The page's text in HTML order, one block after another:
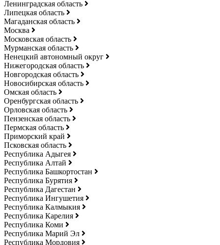
Ленинградская область
Липецкая область
Магаданская область
Москва
Московская область
Мурманская область
Ненецкий автономный округ
Нижегородская область
Новгородская область
Новосибирская область
Омская область
Оренбургская область
Орловская область
Пензенская область
Пермская область
Приморский край
Псковская область
Республика Адыгея
Республика Алтай
Республика Башкортостан
Республика Бурятия
Республика Дагестан
Республика Ингушетия
Республика Калмыкия
Республика Карелия
Республика Коми
Республика Марий Эл
Республика Мордовия